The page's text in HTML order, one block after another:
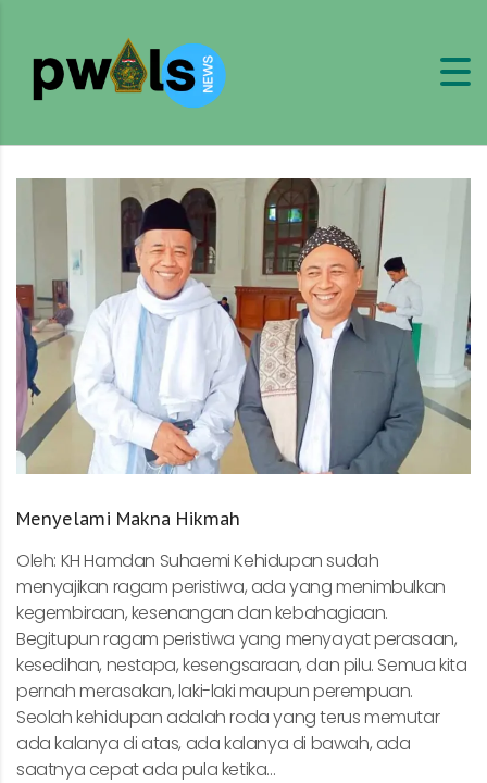
Menyelami Makna Hikmah
Oleh: KH Hamdan Suhaemi Kehidupan sudah
menyajikan ragam peristiwa, ada yang menimbulkan
kegembiraan, kesenangan dan kebahagiaan.
Begitupun ragam peristiwa yang menyayat perasaan,
kesedihan, nestapa, kesengsaraan, dan pilu. Semua kita
pernah merasakan, laki-laki maupun perempuan.
Seolah kehidupan adalah roda yang terus memutar
ada kalanya di atas, ada kalanya di bawah, ada
saatnya cepat ada pula ketika...